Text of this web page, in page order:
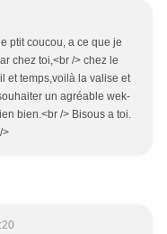
ptit coucou, a ce que je
chez toi,<br /> chez le
et temps,voilà la valise et
un agréable wek-
bien.<br /> Bisous a toi.
>